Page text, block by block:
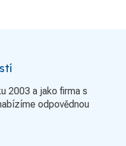
2003 a jako firma s
odpovědnou